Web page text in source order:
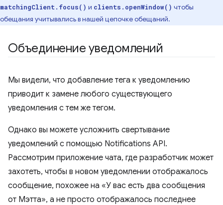
matchingClient.focus() и clients.openWindow() чтобы
обещания учитывались в нашей цепочке обещаний.
Объединение уведомлений
Мы видели, что добавление тега к уведомлению
приводит к замене любого существующего
уведомления с тем же тегом.
Однако вы можете усложнить свертывание
уведомлений с помощью Notifications API.
Рассмотрим приложение чата, где разработчик может
захотеть, чтобы в новом уведомлении отображалось
сообщение, похожее на «У вас есть два сообщения
от Мэтта», а не просто отображалось последнее